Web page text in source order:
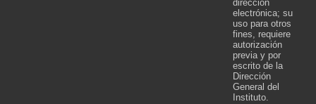
dirección
electrónica; su
uso para otros
fines, requiere
autorización
previa y por
escrito de la
Dirección
General del
Instituto.